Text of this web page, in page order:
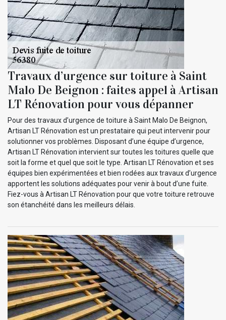
Travaux d’urgence sur toiture à Saint
Malo De Beignon : faites appel à Artisan
LT Rénovation pour vous dépanner
Pour des travaux d’urgence de toiture à Saint Malo De Beignon,
Artisan LT Rénovation est un prestataire qui peut intervenir pour
solutionner vos problèmes. Disposant d’une équipe d’urgence,
Artisan LT Rénovation intervient sur toutes les toitures quelle que
soit la forme et quel que soit le type. Artisan LT Rénovation et ses
équipes bien expérimentées et bien rodées aux travaux d’urgence
apportent les solutions adéquates pour venir à bout d’une fuite.
Fiez-vous à Artisan LT Rénovation pour que votre toiture retrouve
son étanchéité dans les meilleurs délais.